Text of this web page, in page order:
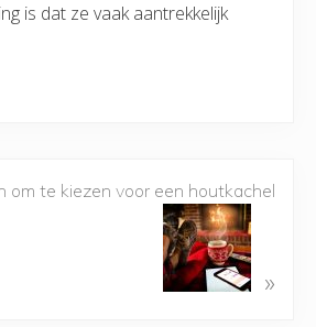
is dat ze vaak aantrekkelijk
om te kiezen voor een houtkachel
»